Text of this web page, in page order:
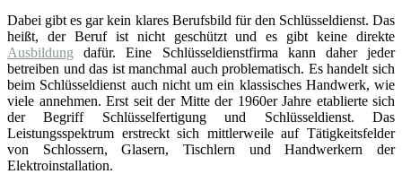
Dabei gibt es gar kein klares Berufsbild für den Schlüsseldienst. Das
heißt, der Beruf ist nicht geschützt und es gibt keine direkte
Ausbildung dafür. Eine Schlüsseldienstfirma kann daher jeder
betreiben und das ist manchmal auch problematisch. Es handelt sich
beim Schlüsseldienst auch nicht um ein klassisches Handwerk, wie
viele annehmen. Erst seit der Mitte der 1960er Jahre etablierte sich
der Begriff Schlüsselfertigung und Schlüsseldienst. Das
Leistungsspektrum erstreckt sich mittlerweile auf Tätigkeitsfelder
von Schlossern, Glasern, Tischlern und Handwerkern der
Elektroinstallation.